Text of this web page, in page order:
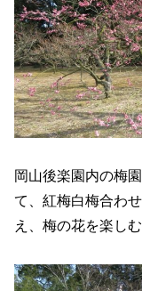
岡山後楽園内の梅
て、紅梅白梅合わ
え、梅の花を楽し